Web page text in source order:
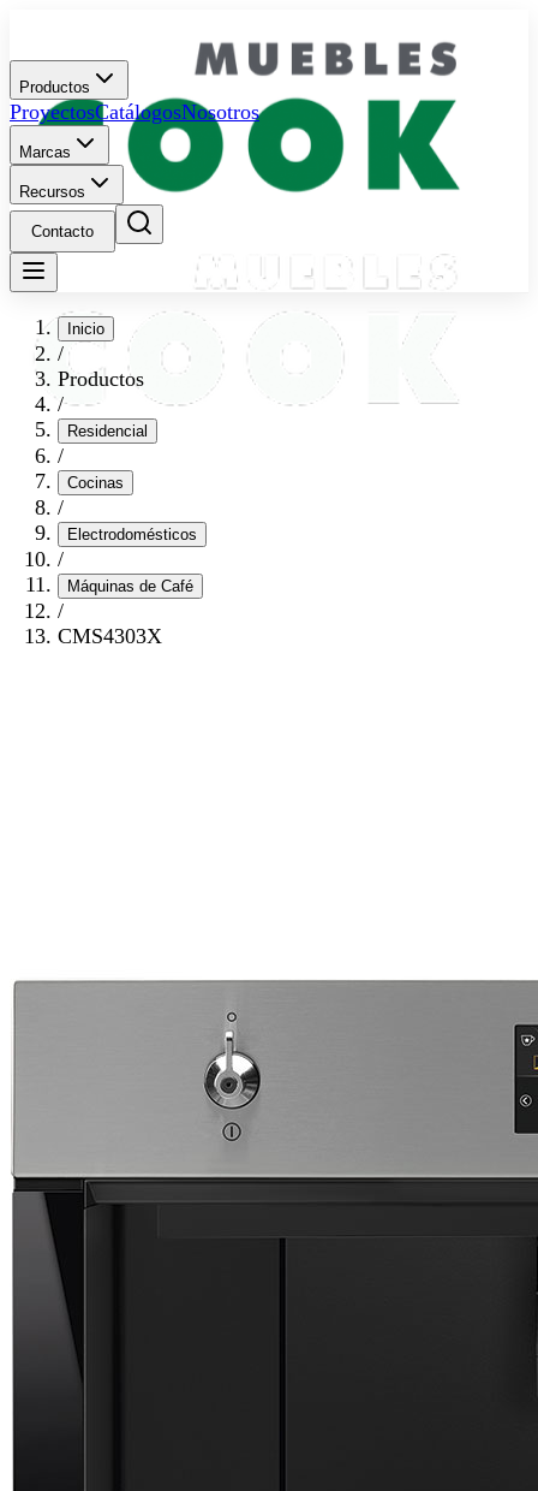
Productos
ProyectosCatálogosNosotros
Marcas
Recursos
Contacto
Inicio
/
Productos
/
Residencial
/
Cocinas
/
Electrodomésticos
/
Máquinas de Café
/
CMS4303X